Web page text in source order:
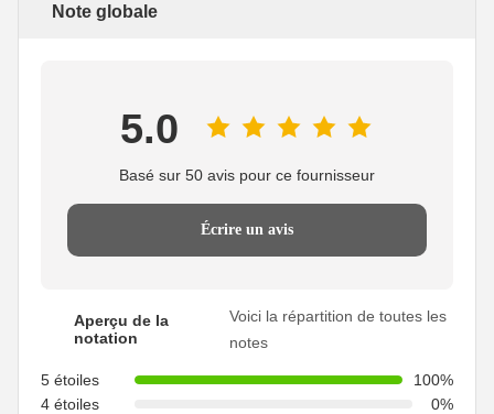
Note globale
5.0
Basé sur 50 avis pour ce fournisseur
Écrire un avis
Aperçu de la
notation
Voici la répartition de toutes les
notes
5 étoiles
100%
4 étoiles
0%